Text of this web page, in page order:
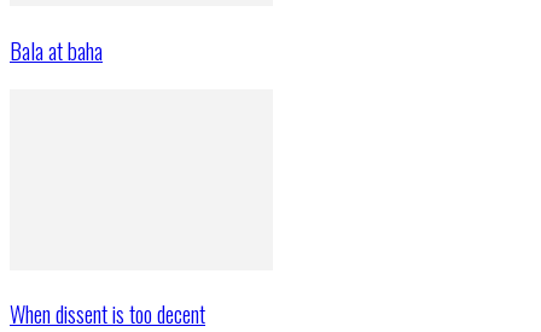
Bala at baha
When dissent is too decent